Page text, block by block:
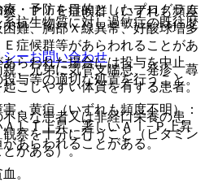
抗生物質に対し過敏症の既往歴
、兄弟に気管支喘息、発疹、蕁
こしやすい体質を有する患者。
良な患者又は非経口栄養の患
察を十分に行うこと（ビタミン
がある）。
、ＰＩＥ症候群（いずれも頻度
難、胸部Ｘ線異常、好酸球増多
症候群等があらわれることがあ
らわれた場合には投与を中止
与等の適切な処置を行うこと。
、黄疸（いずれも頻度不明）：
ＬＴ上昇、著しいＡｌ−Ｐ上昇
あらわれることがある。
。
・予防を目的としたプログラム
シーお問い合わせ